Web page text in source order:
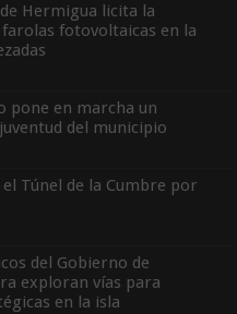
Hermigua licita la
fotovoltaicas en la
pone en marcha un
del municipio
Túnel de la Cumbre por
del Gobierno de
exploran vías para
en la isla